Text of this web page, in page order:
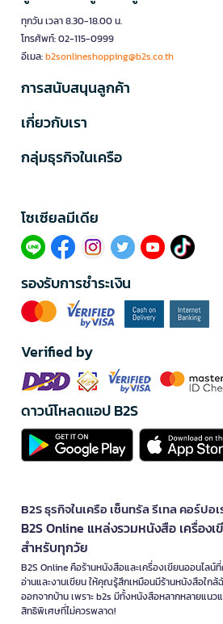
ทุกวัน เวลา 8.30-18.00 น.
โทรศัพท์: 02-115-0999
อีเมล:b2sonlineshopping@b2s.co.th
การสนับสนุนลูกค้า
เกี่ยวกับเรา
กลุ่มธุรกิจในเครือ
โซเซียลมีเดีย​
รองรับการชำระเงิน
Verified by
ดาวน์โหลดแอป B2S
B2S ธุรกิจในเครือ เซ็นทรัล รีเทล คอร์ปอ
B2S Online แหล่งรวมหนังสือ เครื่อง
สำหรับทุกวัย
B2S Online คือร้านหนังสือและเครื่องเขียนออนไลน์
อ่านและงานเขียน ให้คุณรู้สึกเหมือนมีร้านหนังสือใก
ออกจากบ้าน เพราะ b2s มีทั้งหนังสือหลากหลายแน
สิทธิพิเศษที่ไม่ควรพลาด!